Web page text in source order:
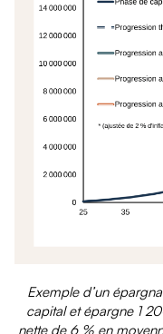
Exemple d’un
capital et épargne 1
nette de 6 % en